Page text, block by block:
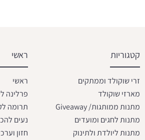
קטגוריות
זרי שוקולד וממתקים
מארזי שוקולד
מתנות ממותגות/ Giveaway
מתנות לחגים ומועדים
מתנות ליולדת ולתינוק
ראשי
ראשי
פרלינה
תרומה
נעים
חזון